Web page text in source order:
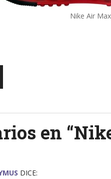
Nike Air
en “
DICE: